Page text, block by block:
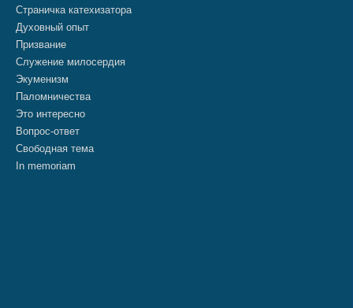
Страничка катехизатора
Духовный опыт
Призвание
Служение милосердия
Экуменизм
Паломничества
Это интересно
Вопрос-ответ
Свободная тема
In memoriam